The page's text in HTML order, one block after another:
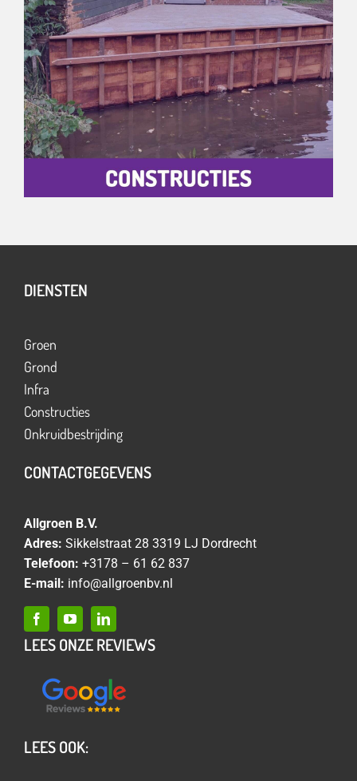
DIENSTEN
Groen
Grond
Infra
Constructies
Onkruidbestrijding
CONTACTGEGEVENS
Allgroen B.V.
Adres: Sikkelstraat 28 3319 LJ Dordrecht
Telefoon: +3178 – 61 62 837
E-mail: info@allgroenbv.nl
LEES ONZE REVIEWS
LEES OOK: